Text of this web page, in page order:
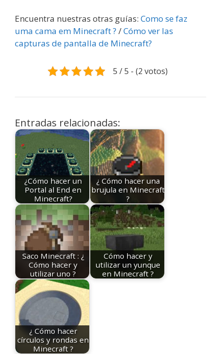
Encuentra nuestras otras guías: Como se faz
uma cama em Minecraft ? /Cómo ver las
capturas de pantalla de Minecraft?
5 / 5 - (2 votos)
Entradas relacionadas:
¿Cómo hacer un
Portal al End en
Minecraft?
¿ Cómo hacer una
brujula en Minecraft
?
Saco Minecraft : ¿
Cómo hacer y
utilizar uno ?
Cómo hacer y
utilizar un yunque
en Minecraft ?
¿ Cómo hacer
círculos y rondas en
Minecraft ?